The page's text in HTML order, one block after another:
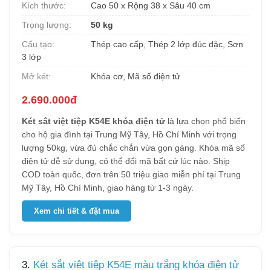
Kích thước:
Cao 50 x Rộng 38 x Sâu 40 cm
Trọng lượng:
50 kg
Cấu tạo:
Thép cao cấp, Thép 2 lớp đúc đặc, Sơn
3 lớp
Mở két:
Khóa cơ, Mã số điện tử
2.690.000đ
Két sắt việt tiệp K54E khóa điện tửlà lựa chọn phổ biến
cho hộ gia đình tại Trung Mỹ Tây, Hồ Chí Minh với trọng
lượng 50kg, vừa đủ chắc chắn vừa gọn gàng. Khóa mã số
điện tử dễ sử dụng, có thể đổi mã bất cứ lúc nào. Ship
COD toàn quốc, đơn trên 50 triệu giao miễn phí tại Trung
Mỹ Tây, Hồ Chí Minh, giao hàng từ 1-3 ngày.
Xem chi tiết & đặt mua
3. Két sắt việt tiệp K54E màu trắng khóa điện tử